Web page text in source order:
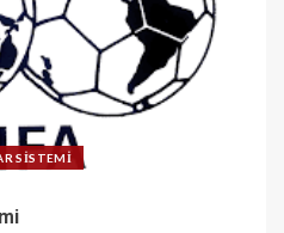
SİSTEMİ